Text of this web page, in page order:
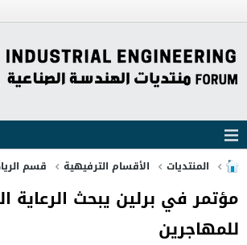
المنتديات الأقسام الترفيهية قسم
مؤتمر في برلين يبحث الرعاية
للمهاجرين